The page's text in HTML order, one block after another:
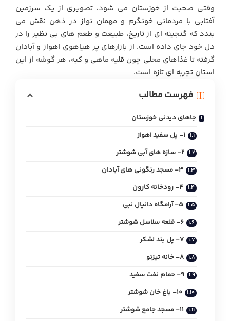
وقتی صحبت از خوزستان می شود، تصویری از یک سرزمین
آفتابی با مردمانی خونگرم و مهمان نواز در ذهن نقش می
بندد که گنجینه ای از تاریخ، طبیعت و طعم های بی نظیر را در
دل خود جای داده است. از بازارهای پر هیاهوی اهواز و آبادان
گرفته تا غذاهای محلی چون قلیه ماهی و کبه، هر گوشه از این
استان تجربه ای تازه است.
فهرست مطالب
جاهای دیدنی خوزستان
1- پل سفید اهواز
2- سازه های آبی شوشتر
3- مسجد رنگونی های آبادان
4- رودخانه کارون
5- آرامگاه دانیال نبی
6- قلعه سلاسل شوشتر
7- پل بند لشکر
8- خانه تیزنو
9- حمام نفت سفید
10- باغ خان شوشتر
11- مسجد جامع شوشتر